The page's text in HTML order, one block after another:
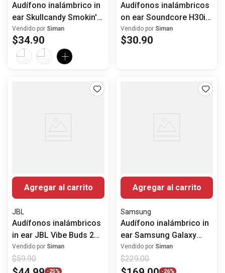
Audífono inalámbrico in
ear Skullcandy Smokin'
Buds
Vendido por Siman
$34.90
Audífonos inalámbricos
on ear Soundcore H30i
con ANC
Vendido por Siman
$30.90
Agregar al carrito
JBL
Audífonos inalámbricos
in ear JBL Vibe Buds 2
con ANC
Vendido por Siman
$59.90
-25%
Agregar al carrito
Samsung
Audífono inalámbrico in
ear Samsung Galaxy
buds 3 pro con ANC
Vendido por Siman
$229.00
-26%